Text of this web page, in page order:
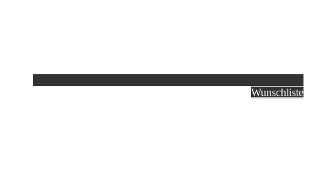
Wunschliste